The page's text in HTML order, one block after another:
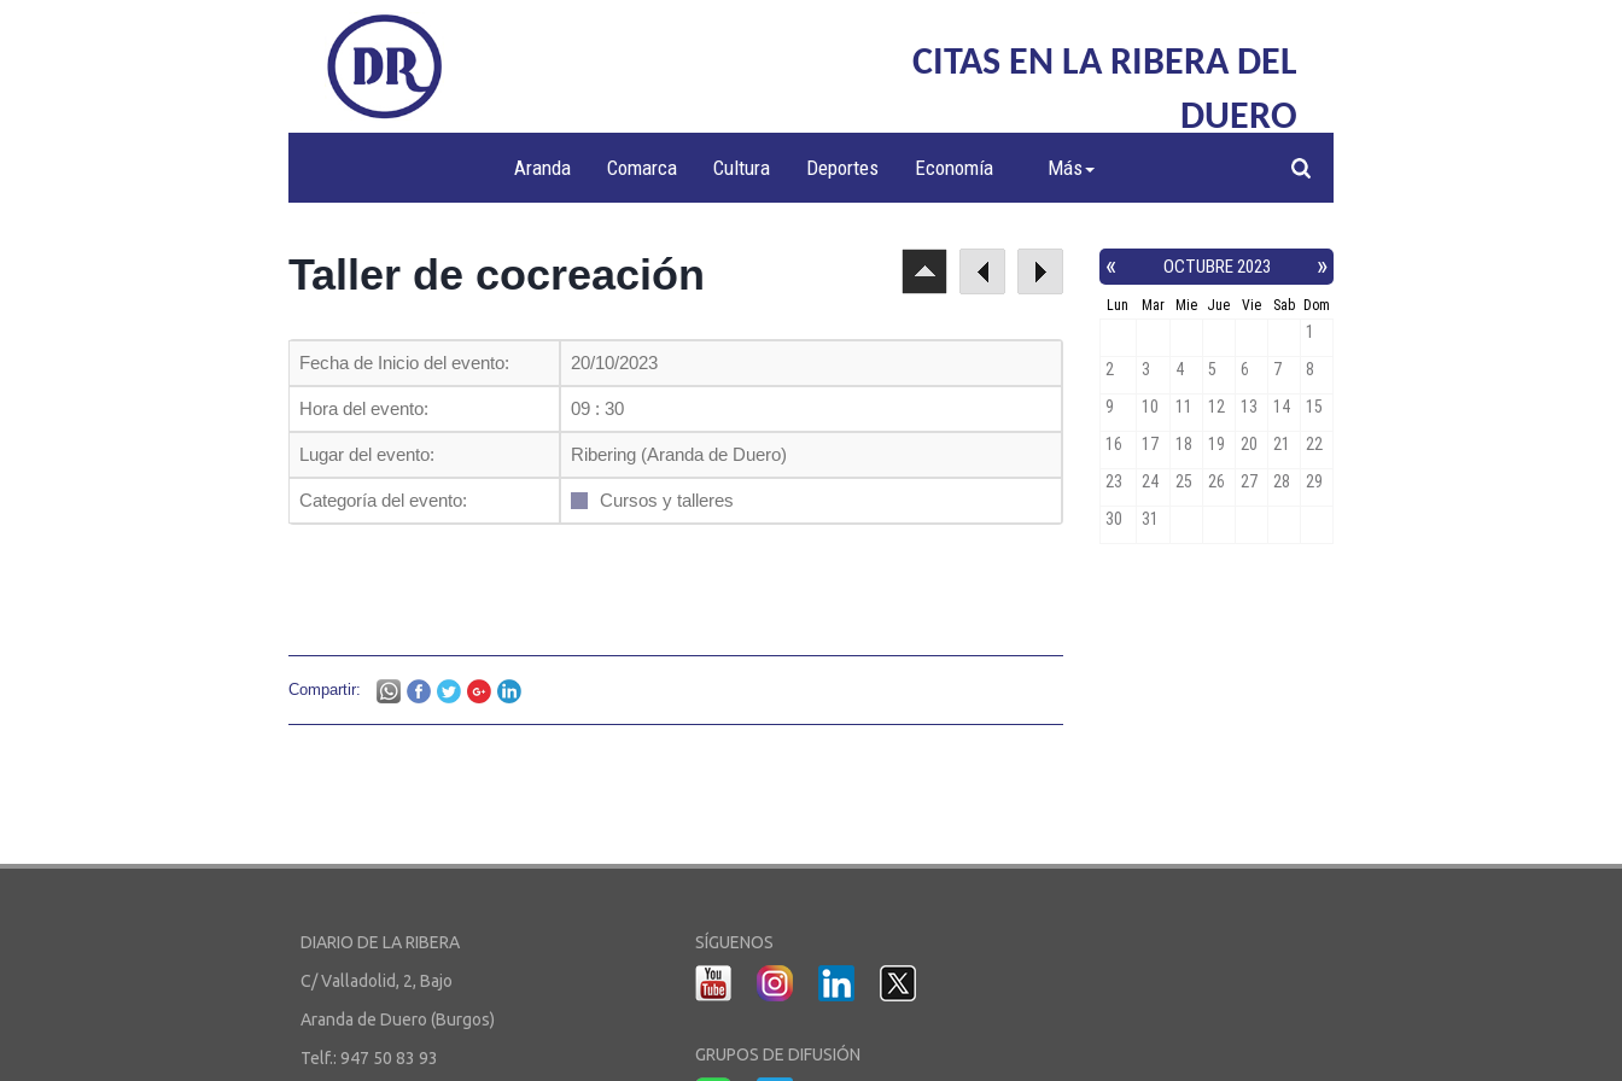
CITAS EN LA RIBERA DEL
DUERO
Aranda Comarca Cultura Deportes Economía Más
Taller de cocreación
Fecha de Inicio del evento: 20/10/2023
Hora del evento: 09 : 30
Lugar del evento: Ribering (Aranda de Duero)
Categoría del evento: Cursos y talleres
Compartir:
DIARIO DE LA RIBERA
C/ Valladolid, 2, Bajo
Aranda de Duero (Burgos)
Telf.: 947 50 83 93
SÍGUENOS
GRUPOS DE DIFUSIÓN